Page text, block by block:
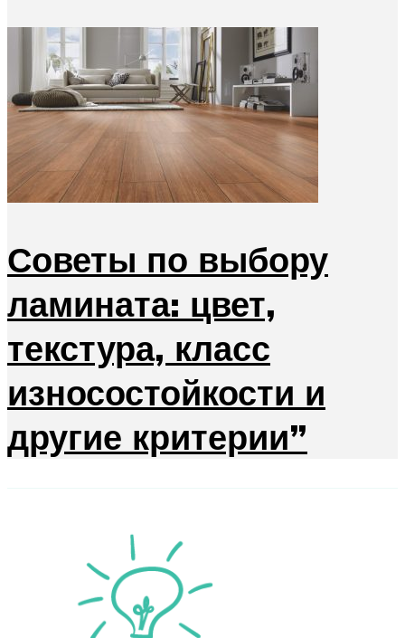
Советы по выбору
ламината: цвет,
текстура, класс
износостойкости и
другие критерии”